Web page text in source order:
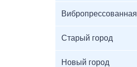
Вибропрессованная
Старый город
Новый город